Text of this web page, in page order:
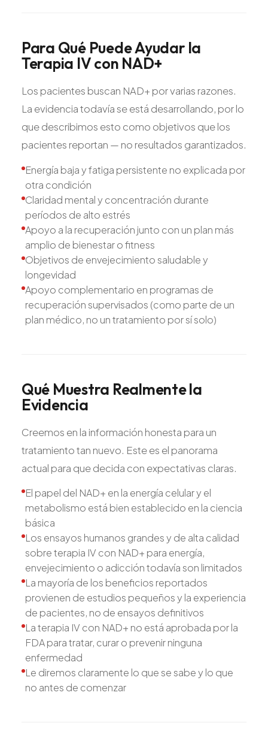
Para Qué PuedeAyudarla
Terapia IVcon NAD+
Los pacientes buscan NAD+ por varias razones.
La evidencia todavía se está desarrollando, por lo
que describimos esto como objetivos que los
pacientes reportan — no resultados garantizados.
Energía baja y fatiga persistente no explicada por
otra condición
Claridad mental y concentración durante
períodos de alto estrés
Apoyo a la recuperación junto con un plan más
amplio de bienestar o fitness
Objetivos de envejecimiento saludable y
longevidad
Apoyo complementario en programas de
recuperación supervisados (como parte de un
plan médico, no un tratamiento por sí solo)
Qué Muestra Realmentela
Evidencia
Creemos en la información honesta para un
tratamiento tan nuevo. Este es el panorama
actual para que decida con expectativas claras.
El papel del NAD+ en la energía celular y el
metabolismo está bien establecido en la ciencia
básica
Los ensayos humanos grandes y de alta calidad
sobre terapia IV con NAD+ para energía,
envejecimiento o adicción todavía son limitados
La mayoría de los beneficios reportados
provienen de estudios pequeños y la experiencia
de pacientes, no de ensayos definitivos
La terapia IV con NAD+ no está aprobada por la
FDA para tratar, curar o prevenir ninguna
enfermedad
Le diremos claramente lo que se sabe y lo que
no antes de comenzar